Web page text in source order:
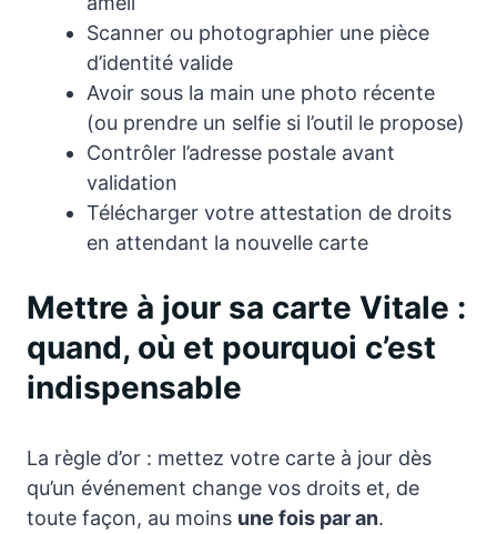
Scanner ou photographier une pièce
d’identité valide
Avoir sous la main une photo récente
(ou prendre un selfie si l’outil le propose)
Contrôler l’adresse postale avant
validation
Télécharger votre attestation de droits
en attendant la nouvelle carte
Mettre à jour sa carte Vitale :
quand, où et pourquoi c’est
indispensable
La règle d’or : mettez votre carte à jour dès
qu’un événement change vos droits et, de
toute façon, au moins une fois par an.